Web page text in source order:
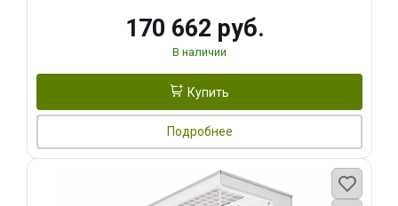
170 662 руб.
В наличии
Купить
Подробнее